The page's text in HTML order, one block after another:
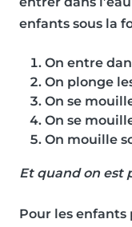
enfants sous la
On entre
On plonge
On se
On se
On mouille
Et quand on est
Pour les enfants